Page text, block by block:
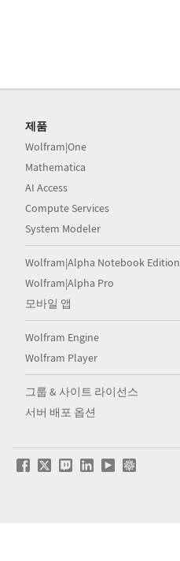
제품
Wolfram|One
Mathematica
AI Access
Compute Services
System Modeler
Wolfram|Alpha Notebook Edition
Wolfram|Alpha Pro
모바일 앱
Wolfram Engine
Wolfram Player
그룹 & 사이트 라이선스
서버 배포 옵션